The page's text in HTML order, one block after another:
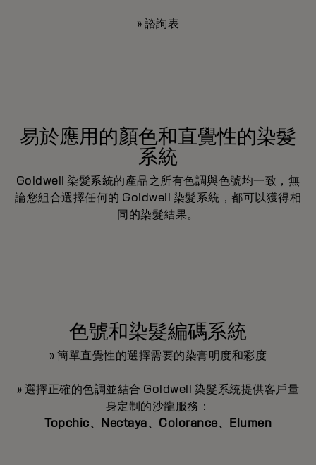
» 諮詢表
易於應用的顏色和直覺性的染髮
系統
Goldwell 染髮系統的產品之所有色調與色號均一致，無
論您組合選擇任何的 Goldwell 染髮系統，都可以獲得相
同的染髮結果。
色號和染髮編碼系統
» 簡單直覺性的選擇需要的染膏明度和彩度
» 選擇正確的色調並結合 Goldwell 染髮系統提供客戶量
身定制的沙龍服務：
Topchic、Nectaya、Colorance、Elumen